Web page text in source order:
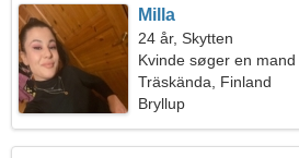
Milla
24 år, Skytten
Kvinde søger en
Träskända, Finland
Bryllup